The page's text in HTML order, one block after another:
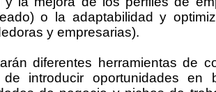
o la adaptabilidad y
y empresarias).
diferentes herramientas de
de introducir oportunidades